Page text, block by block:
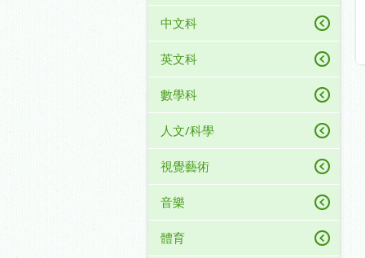
中文科
英文科
數學科
人文/科學
視覺藝術
音樂
體育